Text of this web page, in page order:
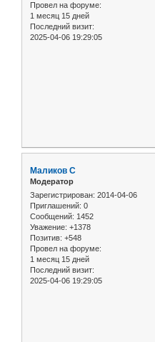
Провел на форуме:
1 месяц 15 дней
Последний визит:
2025-04-06 19:29:05
Маликов С
Модератор
Зарегистрирован: 2014-04-06
Приглашений: 0
Сообщений: 1452
Уважение: +1378
Позитив: +548
Провел на форуме:
1 месяц 15 дней
Последний визит:
2025-04-06 19:29:05